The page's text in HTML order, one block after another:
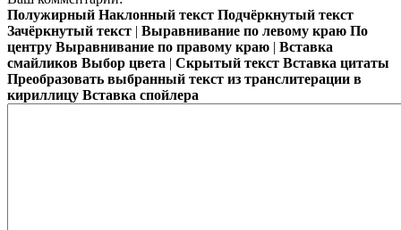
Полужирный Наклонный текст Подчёркнутый текст
Зачёркнутый текст | Выравнивание по левому краю По
центру Выравнивание по правому краю | Вставка
смайликов Выбор цвета | Скрытый текст Вставка цитаты
Преобразовать выбранный текст из транслитерации в
кириллицу Вставка спойлера